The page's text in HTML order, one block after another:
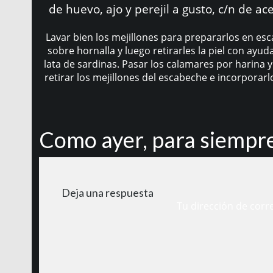
de huevo, ajo y perejil a gusto, c/n de
Lavar bien los mejillones para prepararlos en
sobre hornalla y luego retirarles la piel con
lata de sardinas. Pasar los calamares por
retirar los mejillones del escabeche e
Como ayer, para
Deja una respuesta